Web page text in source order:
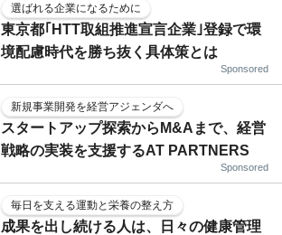
選ばれる企業になるために
東京都｢HTT取組推進宣言企業｣登録で環
境配慮時代を勝ち抜く具体策とは
Sponsored
新規事業開発を経営アジェンダへ
スタートアップ探索からM&Aまで、経営
戦略の実装を支援するAT PARTNERS
Sponsored
毎日を支える運動と栄養の整え方
成果を出し続ける人は、日々の健康管理